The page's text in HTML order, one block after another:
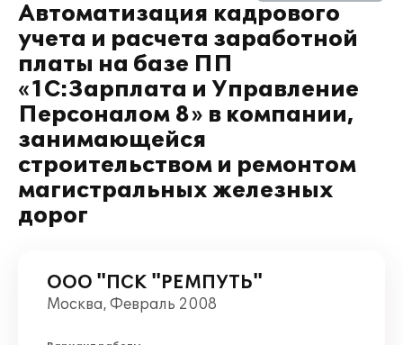
Автоматизация кадрового
учета и расчета заработной
платы на базе ПП
«1С:Зарплата и Управление
Персоналом 8» в компании,
занимающейся
строительством и ремонтом
магистральных железных
дорог
ООО "ПСК "РЕМПУТЬ"
Москва, Февраль 2008